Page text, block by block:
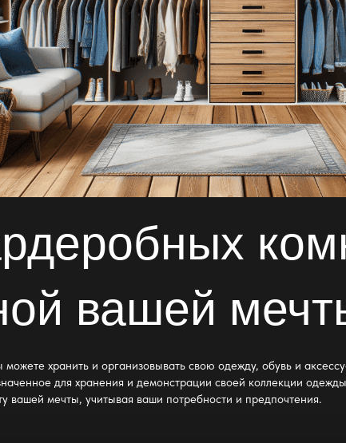
вашей
можете хранить и организовывать свою одежду, обувь и
для хранения и демонстрации своей коллекции
вашей мечты, учитывая ваши потребности и предпочтения.